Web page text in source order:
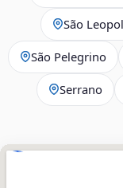
São
São Pelegrino
Serrano